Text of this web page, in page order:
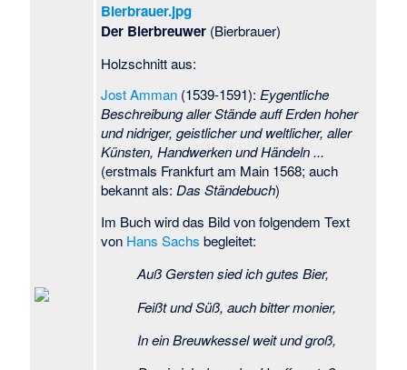
Bierbrauer.jpg
Der Bierbreuwer (Bierbrauer)
Holzschnitt aus:
Jost Amman (1539-1591):Eygentliche
Beschreibung aller Stände auff Erden hoher
und nidriger, geistlicher und weltlicher, aller
Künsten, Handwerken und Händeln ...
(erstmals Frankfurt am Main 1568; auch
bekannt als:Das Ständebuch)
Im Buch wird das Bild von folgendem Text
von Hans Sachs begleitet:
Auß Gersten sied ich gutes Bier,
Feißt und Süß, auch bitter monier,
In ein Breuwkessel weit und groß,